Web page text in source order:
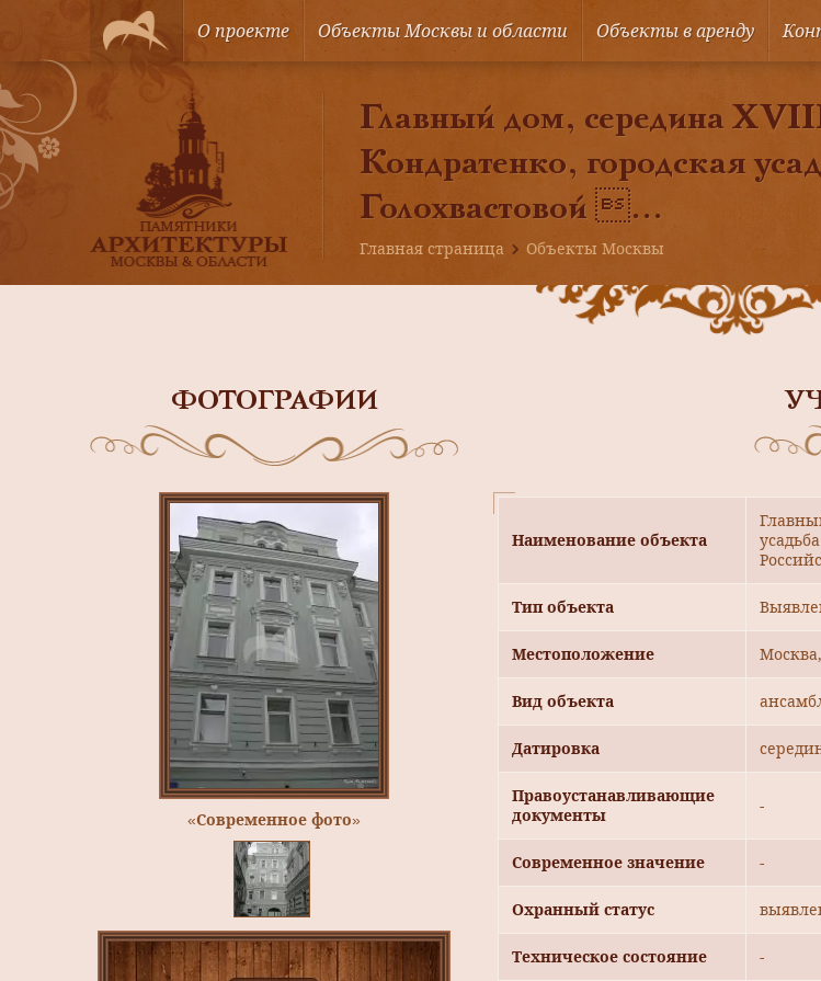
О проекте Объекты Москвы и области Объекты в аренду
Главный дом, середина
Кондратенко, городская
Голохвастовой ...
Главная страница Объекты Москвы
ФОТОГРАФИИ
«Современное фото»
Наименование объекта
Тип объекта
Местоположение
Вид объекта
Датировка
Правоустанавливающие
документы
-
Современное значение -
Охранный статус
Техническое состояние -